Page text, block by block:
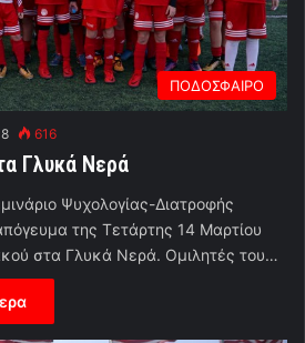
ΠΟΔΟΣΦΑΙΡΟ
616
Γλυκά Νερά
Ψυχολογίας-Διατροφής
της Τετάρτης 14 Μαρτίου
στα Γλυκά Νερά. Ομιλητές του…